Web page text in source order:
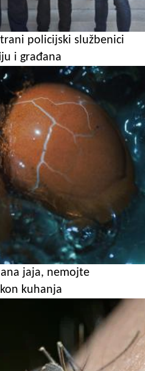
policijski službenici
i građana
jaja, nemojte
kuhanja